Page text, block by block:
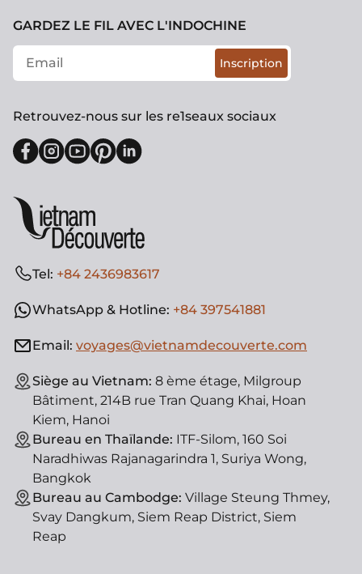
Tel: +84 2436983617
WhatsApp & Hotline: +84 397541881
Email: voyages@vietnamdecouverte.com
Siège au Vietnam: 8 ème étage, Milgroup
Bâtiment, 214B rue Tran Quang Khai, Hoan
Kiem, Hanoi
Bureau en Thaïlande: ITF-Silom, 160 Soi
Naradhiwas Rajanagarindra 1, Suriya Wong,
Bangkok
Bureau au Cambodge: Village Steung Thmey,
Svay Dangkum, Siem Reap District, Siem
Reap
GARDEZ LE FIL AVEC L'INDOCHINE
Inscription
Retrouvez-nous sur les re1seaux sociaux